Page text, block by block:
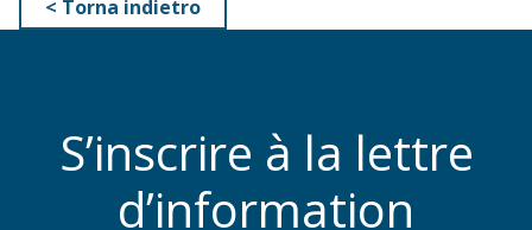
< Torna indietro
S’inscrire à la lettre
d’information